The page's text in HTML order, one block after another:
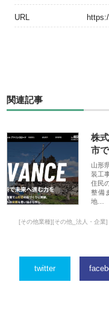
URL
関連記事
株
市
山形
装工
住民
整備
地…
[その他業種][その他_法人・企業]
twitter